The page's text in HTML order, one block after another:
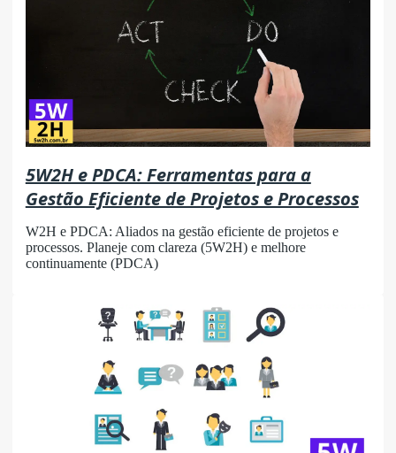
5W2H e PDCA: Ferramentas para a
Gestão Eficiente de Projetos e Processos
W2H e PDCA: Aliados na gestão eficiente de projetos e
processos. Planeje com clareza (5W2H) e melhore
continuamente (PDCA)